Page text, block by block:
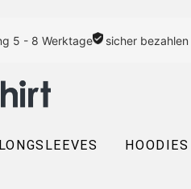
5 - 8 Werktage sicher
LONGSLEEVES